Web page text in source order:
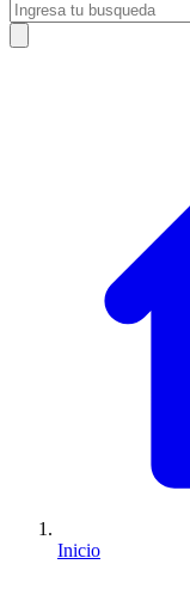
Inicio